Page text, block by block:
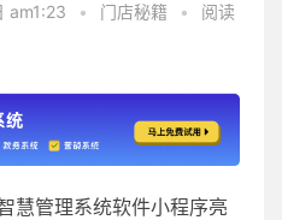
am1:23 • 门店秘籍 •
阅读
慧管理系统软件小程序亮